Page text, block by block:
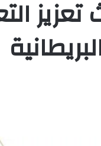
تعزيز